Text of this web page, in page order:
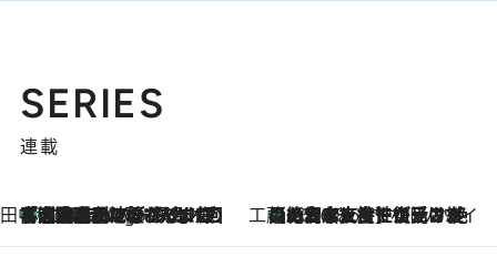
SERIES
連載
田中稲の勝手に再ブーム
2 Hours Ago
「湘南乃風に憧れて」観客大盛上がりの“タオル回し”に、ラッパー顔負けの高速歌唱まで…さだまさし（74）のアグレッシブすぎる現在地 工藤まやのおもてなしハワイ
2026.8.6
【ハワイ土産】ローカルの絶大な支持で復活！ 絶品の幻クッキー《元ファンの日本人女性が受け継いだ名店》